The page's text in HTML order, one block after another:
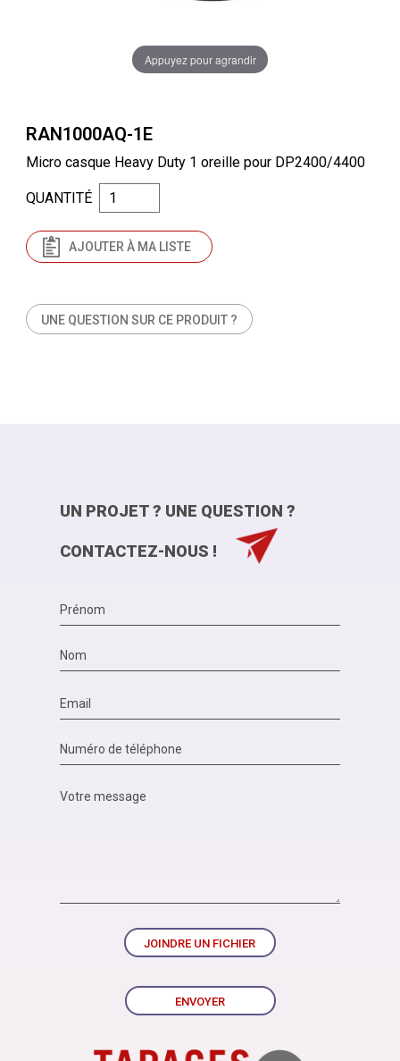
Appuyez pour agrandir
RAN1000AQ-1E
Micro casque Heavy Duty 1 oreille pour DP2400/4400
UNE QUESTION SUR CE PRODUIT ?
QUANTITÉ
AJOUTER À MA LISTE
UN PROJET ? UNE QUESTION ?
CONTACTEZ-NOUS !
JOINDRE UN FICHIER
ENVOYER